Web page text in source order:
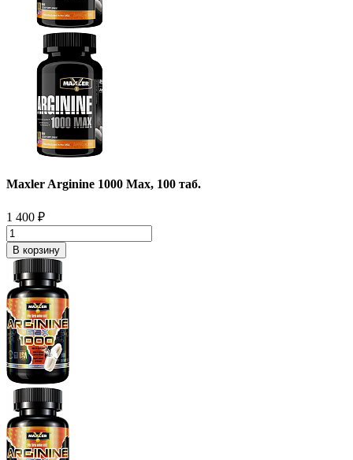
Maxler Arginine 1000 Max, 100 таб.
1 400 ₽
В корзину